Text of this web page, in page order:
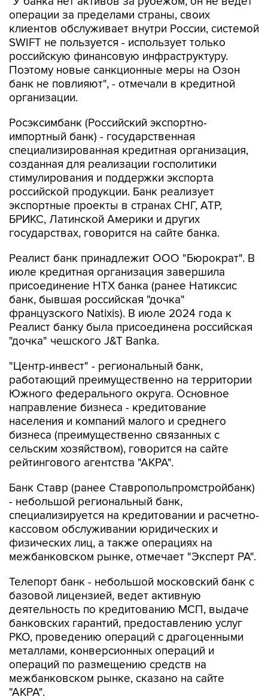
операции за пределами страны, своих
клиентов обслуживает внутри России, системой
SWIFT не пользуется - использует только
российскую финансовую инфраструктуру.
Поэтому новые санкционные меры на Озон
банк не повлияют", - отмечали в кредитной
организации.
Росэксимбанк (Российский экспортно-
импортный банк) - государственная
специализированная кредитная организация,
созданная для реализации госполитики
стимулирования и поддержки экспорта
российской продукции. Банк реализует
экспортные проекты в странах СНГ, АТР,
БРИКС, Латинской Америки и других
государствах, говорится на сайте банка.
Реалист банк принадлежит ООО "Бюрократ". В
июле кредитная организация завершила
присоединение НТХ банка (ранее Натиксис
банк, бывшая российская "дочка"
французского Natixis). В июле 2024 года к
Реалист банку была присоединена российская
"дочка" чешского J&T Banka.
"Центр-инвест" - региональный банк,
работающий преимущественно на территории
Южного федерального округа. Основное
направление бизнеса - кредитование
населения и компаний малого и среднего
бизнеса (преимущественно связанных с
сельским хозяйством), говорится на сайте
рейтингового агентства "АКРА".
Банк Ставр (ранее Ставропольпромстройбанк)
- небольшой региональный банк,
специализируется на кредитовании и расчетно-
кассовом обслуживании юридических и
физических лиц, а также операциях на
межбанковском рынке, отмечает "Эксперт РА".
Телепорт банк - небольшой московский банк с
базовой лицензией, ведет активную
деятельность по кредитованию МСП, выдаче
банковских гарантий, предоставлению услуг
РКО, проведению операций с драгоценными
металлами, конверсионных операций и
операций по размещению средств на
межбанковском рынке, сказано на сайте
"АКРА".